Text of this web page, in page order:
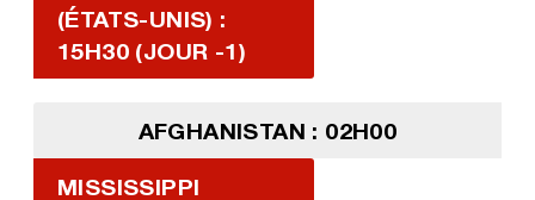
(ÉTATS-UNIS) :
15H30 (JOUR -1)
AFGHANISTAN : 02H00
MISSISSIPPI